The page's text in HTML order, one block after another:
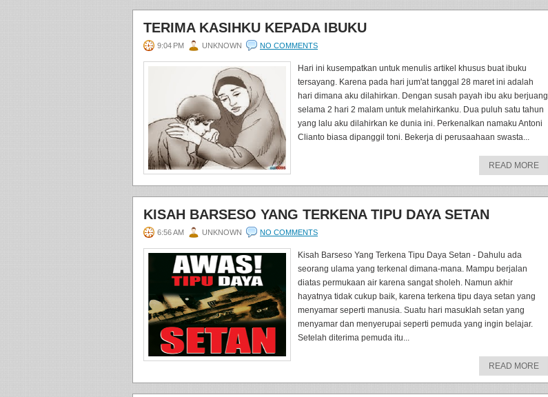
TERIMA KASIHKU KEPADA IBUKU
9:04 PM UNKNOWN NO COMMENTS
Hari ini kusempatkan untuk menulis artikel khusus buat ibuku
tersayang. Karena pada hari jum'at tanggal 28 maret ini adalah
hari dimana aku dilahirkan. Dengan susah payah ibu aku berjuang
selama 2 hari 2 malam untuk melahirkanku. Dua puluh satu tahun
yang lalu aku dilahirkan ke dunia ini. Perkenalkan namaku Antoni
Clianto biasa dipanggil toni. Bekerja di perusaahaan swasta...
READ MORE
KISAH BARSESO YANG TERKENA TIPU DAYA SETAN
6:56 AM UNKNOWN NO COMMENTS
Kisah Barseso Yang Terkena Tipu Daya Setan - Dahulu ada
seorang ulama yang terkenal dimana-mana. Mampu berjalan
diatas permukaan air karena sangat sholeh. Namun akhir
hayatnya tidak cukup baik, karena terkena tipu daya setan yang
menyamar seperti manusia. Suatu hari masuklah setan yang
menyamar dan menyerupai seperti pemuda yang ingin belajar.
Setelah diterima pemuda itu...
READ MORE